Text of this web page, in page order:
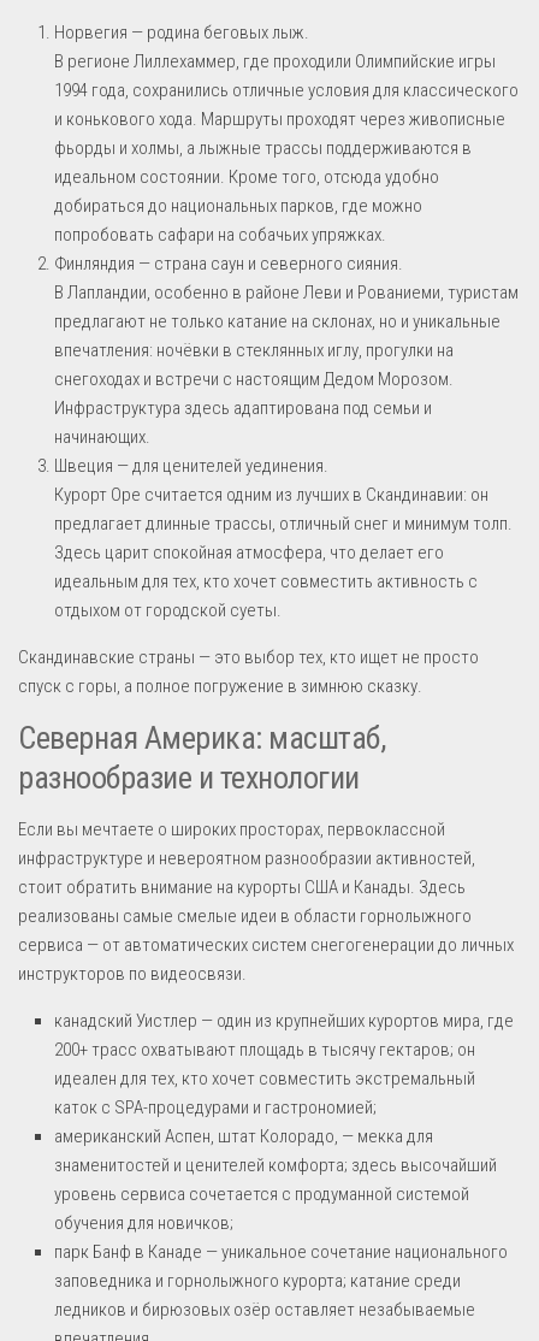
Норвегия — родина беговых лыж.
В регионе Лиллехаммер, где проходили Олимпийские игры
1994 года, сохранились отличные условия для классического
и конькового хода. Маршруты проходят через живописные
фьорды и холмы, а лыжные трассы поддерживаются в
идеальном состоянии. Кроме того, отсюда удобно
добираться до национальных парков, где можно
попробовать сафари на собачьих упряжках.
Финляндия — страна саун и северного сияния.
В Лапландии, особенно в районе Леви и Рованиеми, туристам
предлагают не только катание на склонах, но и уникальные
впечатления: ночёвки в стеклянных иглу, прогулки на
снегоходах и встречи с настоящим Дедом Морозом.
Инфраструктура здесь адаптирована под семьи и
начинающих.
Швеция — для ценителей уединения.
Курорт Оре считается одним из лучших в Скандинавии: он
предлагает длинные трассы, отличный снег и минимум толп.
Здесь царит спокойная атмосфера, что делает его
идеальным для тех, кто хочет совместить активность с
отдыхом от городской суеты.
Скандинавские страны — это выбор тех, кто ищет не просто
спуск с горы, а полное погружение в зимнюю сказку.
Северная Америка: масштаб,
разнообразие и технологии
Если вы мечтаете о широких просторах, первоклассной
инфраструктуре и невероятном разнообразии активностей,
стоит обратить внимание на курорты США и Канады. Здесь
реализованы самые смелые идеи в области горнолыжного
сервиса — от автоматических систем снегогенерации до личных
инструкторов по видеосвязи.
канадский Уистлер — один из крупнейших курортов мира, где
200+ трасс охватывают площадь в тысячу гектаров; он
идеален для тех, кто хочет совместить экстремальный
каток с SPA-процедурами и гастрономией;
американский Аспен, штат Колорадо, — мекка для
знаменитостей и ценителей комфорта; здесь высочайший
уровень сервиса сочетается с продуманной системой
обучения для новичков;
парк Банф в Канаде — уникальное сочетание национального
заповедника и горнолыжного курорта; катание среди
ледников и бирюзовых озёр оставляет незабываемые